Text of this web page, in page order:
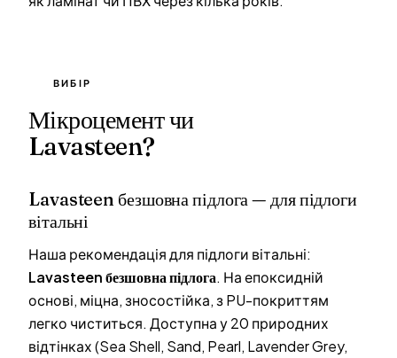
ВИБІР
Мікроцемент чи
Lavasteen?
Lavasteen безшовна підлога — для підлоги
вітальні
Наша рекомендація для підлоги вітальні:
Lavasteen безшовна підлога. На епоксидній
основі, міцна, зносостійка, з PU-покриттям
легко чиститься. Доступна у 20 природних
відтінках (Sea Shell, Sand, Pearl, Lavender Grey,